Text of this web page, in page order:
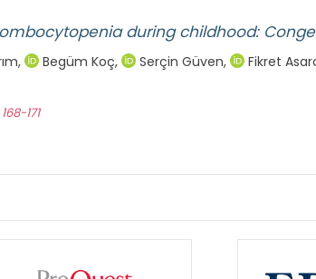
during childhood:
, Begüm Koç, Serçin Güven, Fikret
168-171